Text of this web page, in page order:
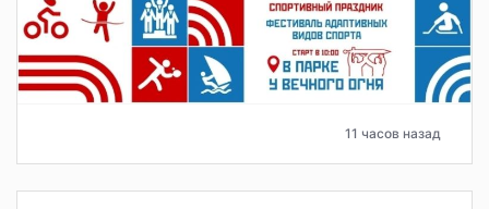
11 часов назад